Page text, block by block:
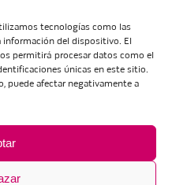
tecnologías como las
información del dispositivo. El
permitirá procesar datos como el
únicas en este sitio.
puede afectar negativamente a